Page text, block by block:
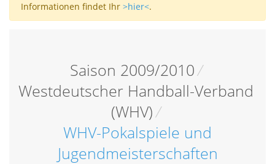
Informationen findet Ihr >hier<.
Saison 2009/2010/
Westdeutscher Handball-Verband
(WHV)/
WHV-Pokalspiele und
Jugendmeisterschaften